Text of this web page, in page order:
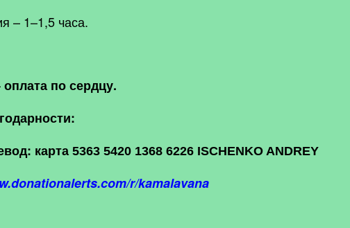
– 1–1,5 часа.
оплата по сердцу.
карта 5363 5420 1368 6226 ISCHENKO ANDREY
r/kamalavana